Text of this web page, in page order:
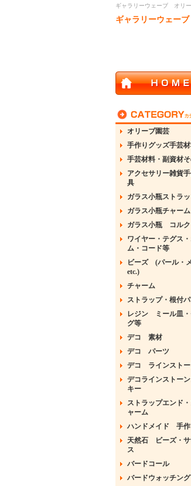
ギャラリーウェーブ オリ
ギャラリーウェー
オリーブ園芸
手作りグッズ手芸
手芸材料・副資材
アクセサリー雑貨
具
ガラス小瓶ストラ
ガラス小瓶チャーム
ガラス小瓶 コルク
ワイヤー・テグス
ム・コード等
ビーズ (パール・
etc.)
チャーム
ストラップ・根付
レジン ミール皿・
グ等
デコ 素材
デコ パーツ
デコ ラインスト
デコラインストー
キー
ストラップエンド
ャーム
ハンドメイド 手作
天然石 ビーズ・サ
ス
バードコール
バードウォッチング